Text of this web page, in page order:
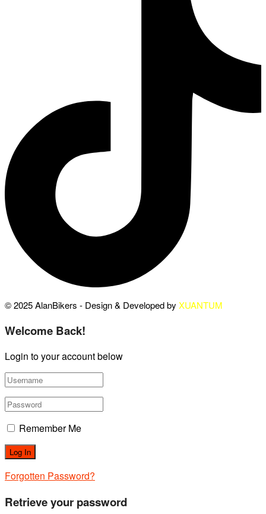
© 2025 AlanBikers - Design & Developed by XUANTUM
Welcome Back!
Login to your account below
Remember Me
Forgotten Password?
Retrieve your password